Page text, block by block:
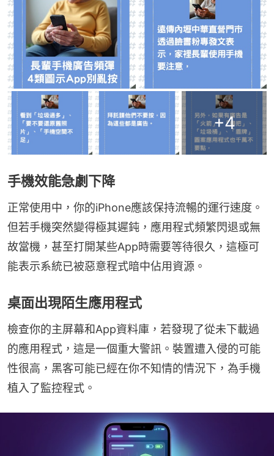
+4
手機效能急劇下降
正常使用中，你的iPhone應該保持流暢的運行速度。
但若手機突然變得極其遲鈍，應用程式頻繁閃退或無
故當機，甚至打開某些App時需要等待很久，這極可
能表示系統已被惡意程式暗中佔用資源。
桌面出現陌生應用程式
檢查你的主屏幕和App資料庫，若發現了從未下載過
的應用程式，這是一個重大警訊。裝置遭入侵的可能
性很高，黑客可能已經在你不知情的情況下，為手機
植入了監控程式。